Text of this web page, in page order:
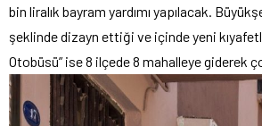
bin liralık bayram yardımı yapılacak.
şeklinde dizayn ettiği ve içinde yeni
Otobüsü” ise 8 ilçede 8 mahalleye giderek